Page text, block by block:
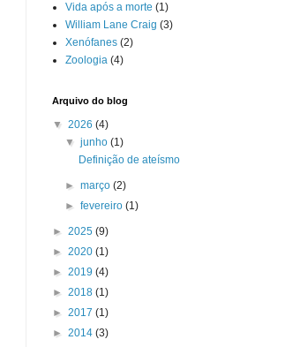
Vida após a morte (1)
William Lane Craig (3)
Xenófanes (2)
Zoologia (4)
Arquivo do blog
▼ 2026 (4)
▼junho(1)
Definição de ateísmo
►março(2)
►fevereiro(1)
► 2025 (9)
► 2020 (1)
► 2019 (4)
► 2018 (1)
► 2017 (1)
► 2014 (3)